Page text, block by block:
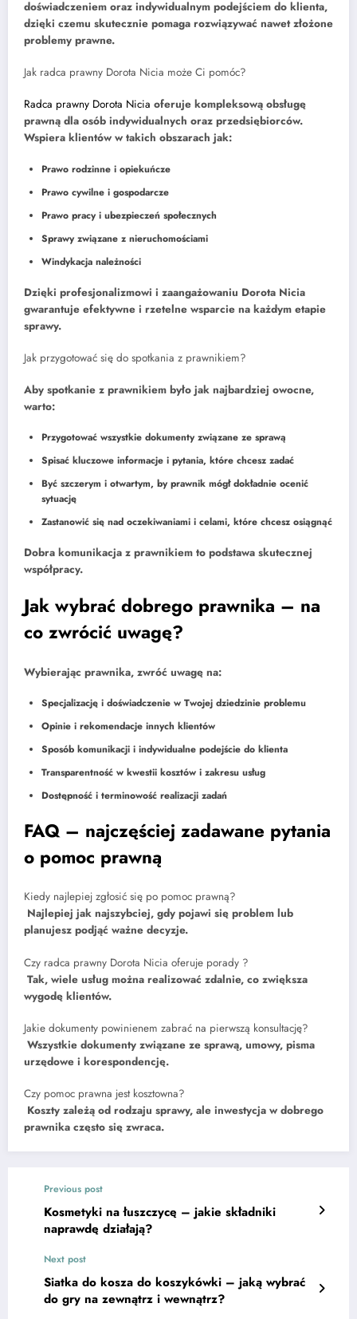
doświadczeniem oraz indywidualnym podejściem do klienta,
dzięki czemu skutecznie pomaga rozwiązywać nawet złożone
problemy prawne.
Jak radca prawny Dorota Nicia może Ci pomóc?
Radca prawny Dorota Nicia oferuje kompleksową obsługę
prawną dla osób indywidualnych oraz przedsiębiorców.
Wspiera klientów w takich obszarach jak:
Prawo rodzinne i opiekuńcze
Prawo cywilne i gospodarcze
Prawo pracy i ubezpieczeń społecznych
Sprawy związane z nieruchomościami
Windykacja należności
Dzięki profesjonalizmowi i zaangażowaniu Dorota Nicia
gwarantuje efektywne i rzetelne wsparcie na każdym etapie
sprawy.
Jak przygotować się do spotkania z prawnikiem?
Aby spotkanie z prawnikiem było jak najbardziej owocne,
warto:
Przygotować wszystkie dokumenty związane ze sprawą
Spisać kluczowe informacje i pytania, które chcesz zadać
Być szczerym i otwartym, by prawnik mógł dokładnie ocenić
sytuację
Zastanowić się nad oczekiwaniami i celami, które chcesz osiągnąć
Dobra komunikacja z prawnikiem to podstawa skutecznej
współpracy.
Jak wybrać dobrego prawnika – na
co zwrócić uwagę?
Wybierając prawnika, zwróć uwagę na:
Specjalizację i doświadczenie w Twojej dziedzinie problemu
Opinie i rekomendacje innych klientów
Sposób komunikacji i indywidualne podejście do klienta
Transparentność w kwestii kosztów i zakresu usług
Dostępność i terminowość realizacji zadań
FAQ – najczęściej zadawane pytania
o pomoc prawną
Kiedy najlepiej zgłosić się po pomoc prawną?
Najlepiej jak najszybciej, gdy pojawi się problem lub
planujesz podjąć ważne decyzje.
Czy radca prawny Dorota Nicia oferuje porady ?
Tak, wiele usług można realizować zdalnie, co zwiększa
wygodę klientów.
Jakie dokumenty powinienem zabrać na pierwszą konsultację?
Wszystkie dokumenty związane ze sprawą, umowy, pisma
urzędowe i korespondencję.
Czy pomoc prawna jest kosztowna?
Koszty zależą od rodzaju sprawy, ale inwestycja w dobrego
prawnika często się zwraca.
Previous post
Kosmetyki na łuszczycę – jakie składniki
naprawdę działają?
Next post
Siatka do kosza do koszykówki – jaką wybrać
do gry na zewnątrz i wewnątrz?